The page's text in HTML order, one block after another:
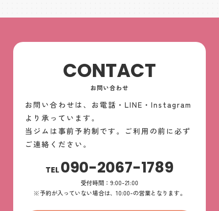
CONTACT
お問い合わせ
お問い合わせは、お電話・LINE・Instagram
より承っています。
当ジムは事前予約制です。ご利用の前に必ず
ご連絡ください。
TEL090-2067-1789
受付時間：9:00-21:00
※予約が入っていない場合は、10:00-の営業となります。